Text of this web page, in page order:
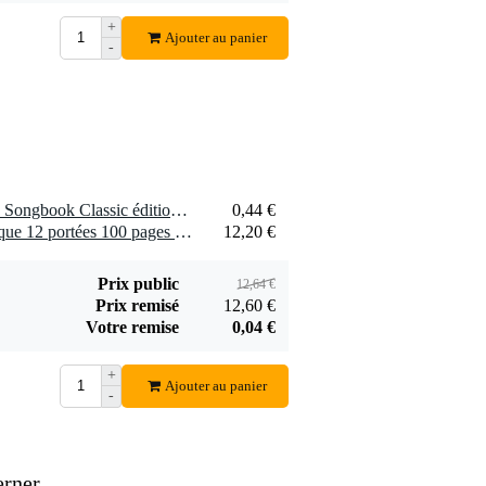
+
-
Ajouter au panier
1 x Voggenreiter Keyboard Songbook Classic édition anglaise
0,44 €
1 x Hal Leonard bloc musique 12 portées 100 pages recto-verso
12,20 €
Prix public 12,64 €
Prix remisé
12,60 €
Votre remise
0,04 €
+
-
Ajouter au panier